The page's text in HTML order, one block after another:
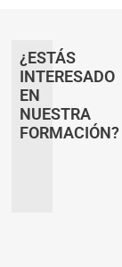
¿ESTÁS
INTERESADO
EN
NUESTRA
FORMACIÓN?